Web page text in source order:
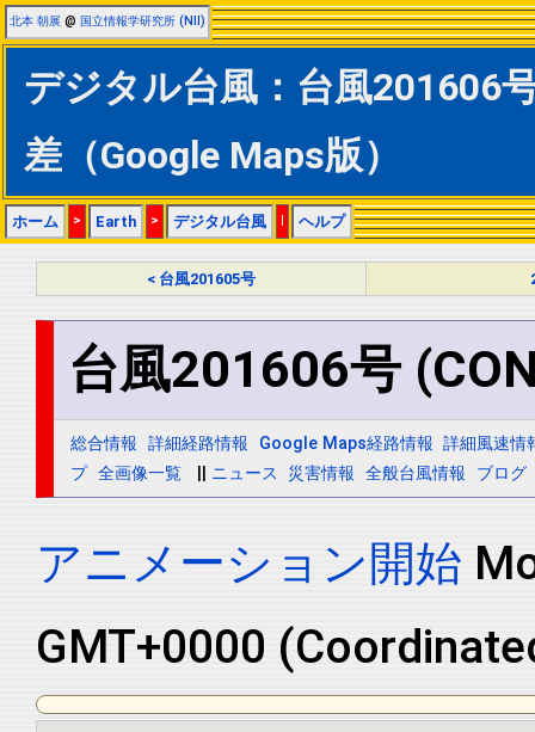
北本 朝展 @ 国立情報学研究所 (NII)
デジタル台風：台風201606
差（Google Maps版）
ホーム > Earth > デジタル台風 | ヘルプ
< 台風201605号
台風201606号
総合情報 詳細経路情報 Google Maps経路情報 詳細風速情
プ 全画像一覧 ニュース 災害情報 全般台風情報 ブログ
アニメーション開始
GMT+0000